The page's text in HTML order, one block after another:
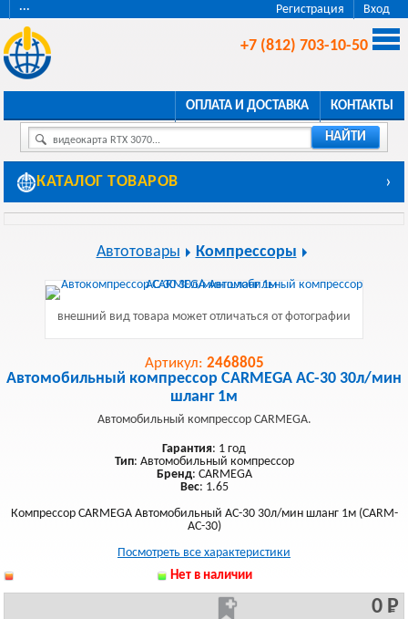
Регистрация Вход
···
+7 (812) 703-10-50
ОПЛАТА И ДОСТАВКА КОНТАКТЫ
видеокарта RTX 3070... НАЙТИ
КАТАЛОГ ТОВАРОВ ›
Автотовары Компрессоры
внешний вид товара может отличаться от фотографии
Артикул: 2468805
Автомобильный компрессор CARMEGA AC-30 30л/мин
шланг 1м
Автомобильный компрессор CARMEGA.
Гарантия: 1 год
Тип: Автомобильный компрессор
Бренд: CARMEGA
Вес: 1.65
Компрессор CARMEGA Автомобильный AC-30 30л/мин шланг 1м (CARM-
AC-30)
Посмотреть все характеристики
Нет в наличии
0 Р